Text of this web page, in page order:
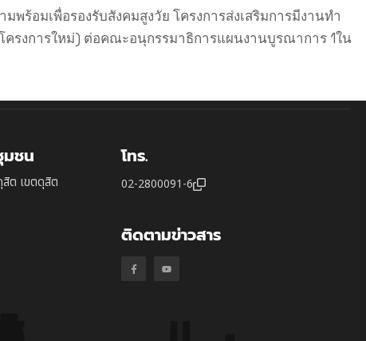
มเพื่อรองรับสังคมสูงวัย โครงการส่งเสริมการมีงานทำ
ครงการใหม่) ต่อคณะอนุกรรมาธิการแผนงานบูรณาการ 1ใน
มชน
ต เขตดุสิต
โทร.
02-2800091-6
ติดตามข่าวสาร